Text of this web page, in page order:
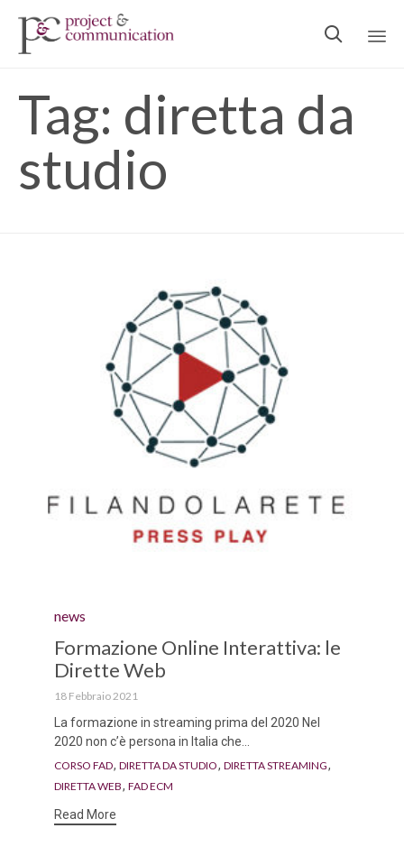

Tag: diretta da
studio
Category
news
Formazione Online Interattiva: le
Dirette Web
18 Febbraio 2021
La formazione in streaming prima del 2020 Nel
2020 non c’è persona in Italia che...
Tags
CORSO FAD, DIRETTA DA STUDIO, DIRETTA STREAMING,
DIRETTA WEB, FAD ECM
Read More